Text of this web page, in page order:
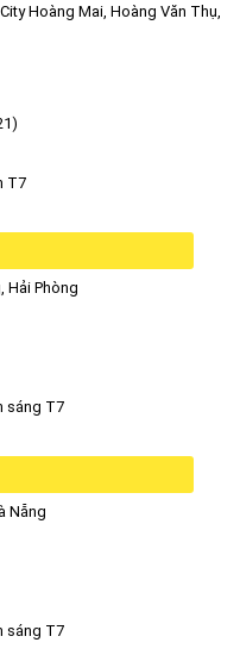
Hoàng Mai, Hoàng Văn Thụ,
T7
Hải Phòng
sáng T7
Nẵng
sáng T7